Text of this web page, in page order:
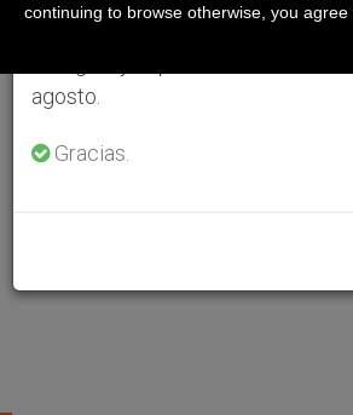
agosto.
Gracias.
continuing to browse otherwise, you agree